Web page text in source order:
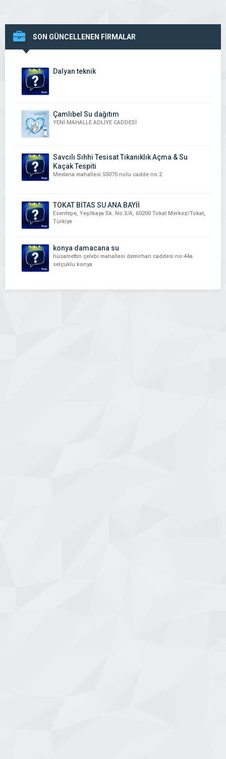
SON GÜNCELLENEN FİRMALAR
Dalyan teknik
Çamlıbel Su dağıtım
YENİ MAHALLE ADLİYE CADDESİ
Savcılı Sıhhi Tesisat Tıkanıklık Açma & Su
Kaçak Tespiti
Mevlana mahallesi 55070 nolu cadde no:2
TOKAT BİTAS SU ANA BAYİİ
Esentepe, Yeşilkaya Sk. No:3/A, 60200 Tokat Merkez/Tokat,
Türkiye
konya damacana su
hüsamettin çelebi mahallesi demirhan caddesi no:44a
selçuklu konya